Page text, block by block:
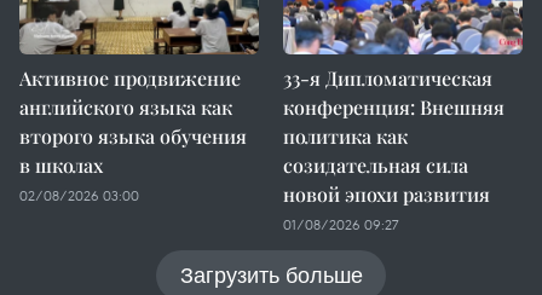
Активное продвижение
английского языка как
второго языка обучения
в школах
02/08/2026 03:00
33-я Дипломатическая
конференция: Внешняя
политика как
созидательная сила
новой эпохи развития
01/08/2026 09:27
Загрузить больше